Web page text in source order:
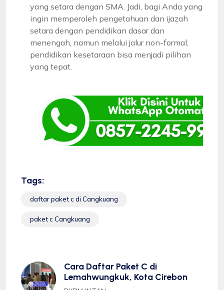
yang setara dengan SMA. Jadi, bagi Anda yang
ingin memperoleh pengetahuan dan ijazah
setara dengan pendidikan dasar dan
menengah, namun melalui jalur non-formal,
pendidikan kesetaraan bisa menjadi pilihan
yang tepat.
Tags:
daftar paket c di Cangkuang
paket c Cangkuang
Cara Daftar Paket C di
Lemahwungkuk, Kota Cirebon